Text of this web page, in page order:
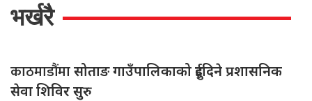
भर्खरै
काठमाडौंमासोताङ गाउँपालिकाको दुईदिने प्रशासनिक
सेवा शिविर सुरु